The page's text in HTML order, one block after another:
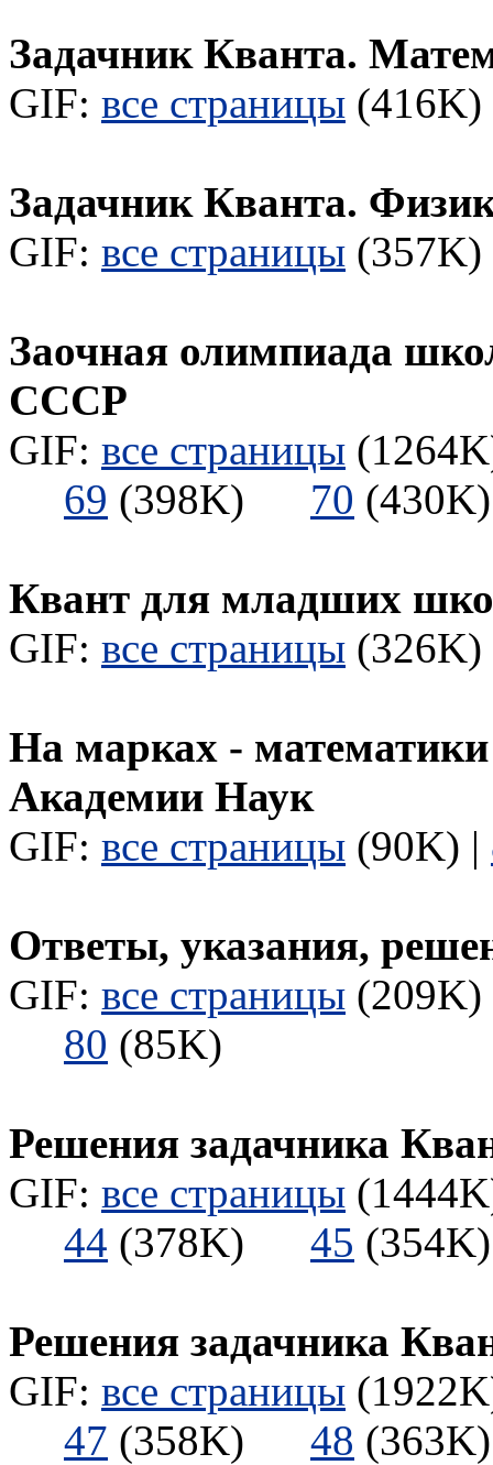
Задачник Кванта.
GIF: все страницы
Задачник Кванта.
GIF: все страницы
Заочная олимпиада
СССР
GIF: все страницы
69 (398K) 70
Квант для младших
GIF: все страницы
На марках -
Академии Наук
GIF: все страницы (90K) |
Ответы, указания,
GIF: все страницы
80 (85K)
Решения задачника
GIF: все страницы
44 (378K) 45
Решения задачника
GIF: все страницы
47 (358K) 48